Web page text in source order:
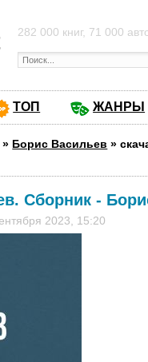
282 000 книг, 71 000
ТОП ЖАНРЫ
» Борис Васильев »
Сборник -
2023, 15:20